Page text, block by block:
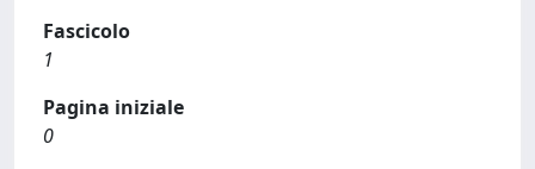
Fascicolo
1
Pagina iniziale
0